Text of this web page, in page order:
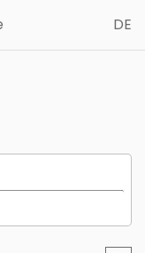
DE